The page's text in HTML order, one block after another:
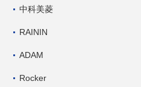
中科美菱
RAININ
ADAM
Rocker